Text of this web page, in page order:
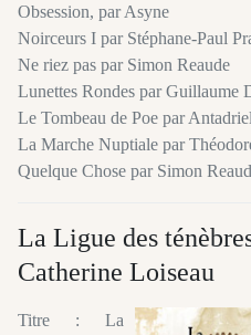
Obsession, par Asyne
Noirceurs I par Stéphane-Paul
Ne riez pas par Simon Reaude
Lunettes Rondes par Guillaume
Le Tombeau de Poe par Antadriel
La Marche Nuptiale par
Quelque Chose par Simon
La Ligue des
Catherine Loiseau
Titre : La